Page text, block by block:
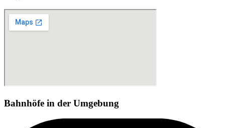
Bahnhöfe in der Umgebung